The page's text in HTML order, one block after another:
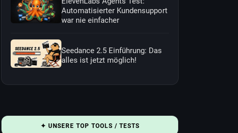
Automatisierter Kundensupport
war nie einfacher
Seedance 2.5 Einführung: Das
alles ist jetzt möglich!
✦ UNSERE TOP TOOLS / TESTS